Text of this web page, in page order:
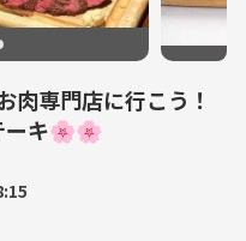
肉専門店に行こう！
ーキ🌸🌸